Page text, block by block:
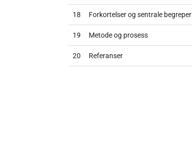
18 Forkortelser og sentrale begreper
19 Metode og prosess
20 Referanser